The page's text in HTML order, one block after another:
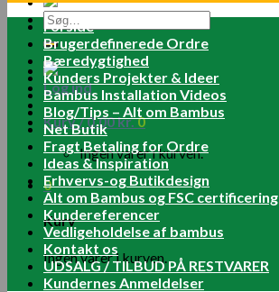
Søg
efter:
Log ind
Kurv /0.00kr.0
Ingen varer i kurven.
0
Kurv
Ingen varer i kurven.
Forside
Brugerdefinerede Ordre
Bæredygtighed
Kunders Projekter & Ideer
Bambus Installation Videos
Blog/Tips – Alt om Bambus
Net Butik
Fragt Betaling for Ordre
Ideas & Inspiration
Erhvervs-og Butikdesign
Alt om Bambus og FSC certificering
Kundereferencer
Vedligeholdelse af bambus
Kontakt os
UDSALG / TILBUD PÅ RESTVARER
Kundernes Anmeldelser